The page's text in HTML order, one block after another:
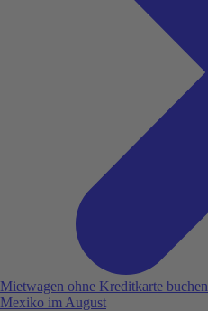
Mietwagen ohne Kreditkarte buchen
Mexiko im August